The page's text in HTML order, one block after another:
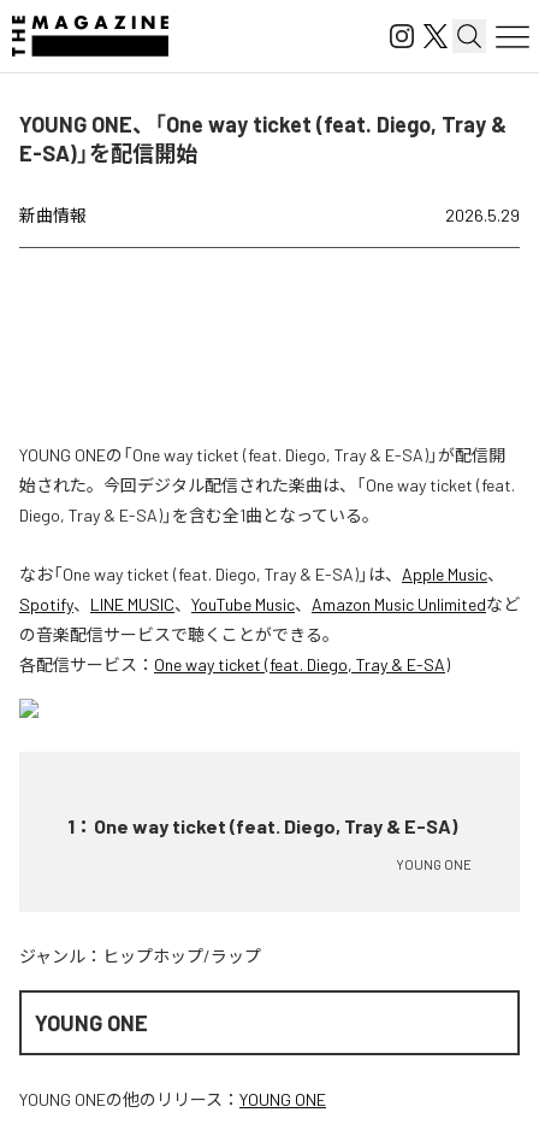
YOUNG ONE、「One way ticket (feat. Diego, Tray &
E-SA)」を配信開始
新曲情報 2026.5.29
YOUNG ONEの「One way ticket (feat. Diego, Tray & E-SA)」が配信開
始された。今回デジタル配信された楽曲は、「One way ticket (feat.
Diego, Tray & E-SA)」を含む全1曲となっている。
なお「One way ticket (feat. Diego, Tray & E-SA)」は、 Apple Music、
Spotify、 LINE MUSIC、 YouTube Music、 Amazon Music Unlimitedなど
の音楽配信サービスで聴くことができる。
各配信サービス： One way ticket (feat. Diego, Tray & E-SA)
1 ： One way ticket (feat. Diego, Tray & E-SA)
YOUNG ONE
ジャンル： ヒップホップ/ラップ
YOUNG ONE
YOUNG ONEの他のリリース： YOUNG ONE